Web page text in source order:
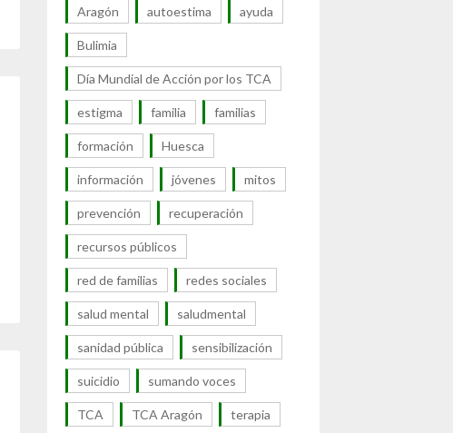
Aragón autoestima ayuda
Bulimia
Día Mundial de Acción por los TCA
estigma familia familias
formación Huesca
información jóvenes mitos
prevención recuperación
recursos públicos
red de familias redes sociales
salud mental saludmental
sanidad pública sensibilización
suicidio sumando voces
TCA TCA Aragón terapia